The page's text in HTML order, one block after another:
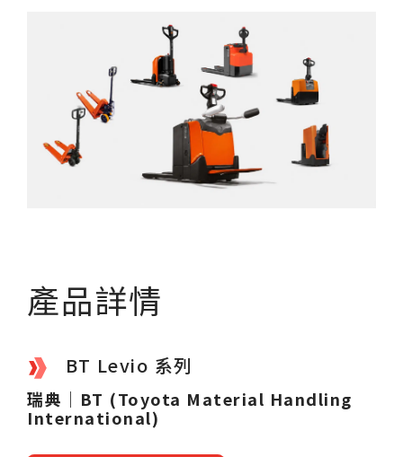
產品詳情
BT Levio 系列
瑞典｜BT (Toyota Material Handling
International)